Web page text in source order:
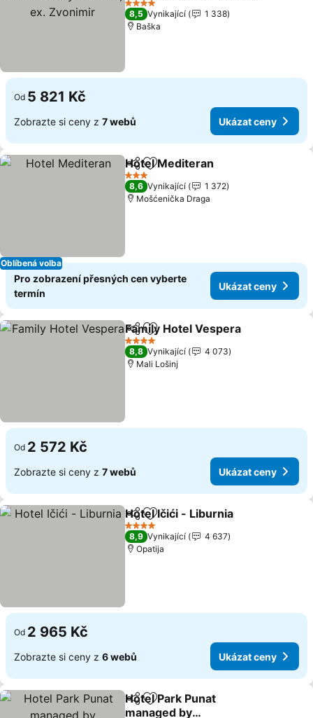
4 Počet hvězdiček
8,5 Vynikající
1 338
Baška
Od 5 821 Kč
Zobrazte si ceny z 7 webů Ukázat ceny
Oblíbená volba
SdíletPřidat na seznam oblíbených
Hotel Mediteran
3 Počet hvězdiček
8,6 Vynikající
1 372
Mošćenička Draga
Pro zobrazení přesných cen vyberte
termín
Ukázat ceny
SdíletPřidat na seznam oblíbených
Family Hotel Vespera
4 Počet hvězdiček
8,8 Vynikající
4 073
Mali Lošinj
Od 2 572 Kč
Zobrazte si ceny z 7 webů Ukázat ceny
SdíletPřidat na seznam oblíbených
Hotel Ičići - Liburnia
4 Počet hvězdiček
8,9 Vynikající
4 637
Opatija
Od 2 965 Kč
Zobrazte si ceny z 6 webů Ukázat ceny
SdíletPřidat na seznam oblíbených
Hotel Park Punat
managed by